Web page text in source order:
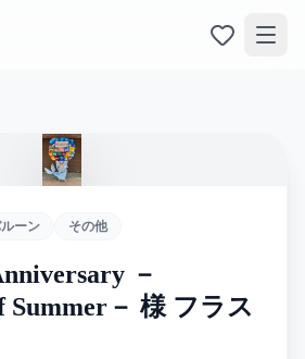
ーン その他
－
Summer－ 様 フラス